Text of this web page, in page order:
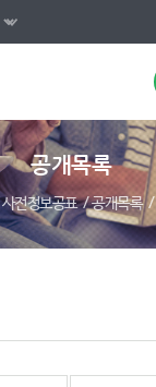
공개목록
사전정보공표 공개목록